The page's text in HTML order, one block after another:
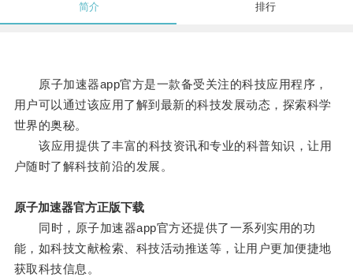
简介 排行
原子加速器app官方是一款备受关注的科技应用程序，
用户可以通过该应用了解到最新的科技发展动态，探索科学
世界的奥秘。
该应用提供了丰富的科技资讯和专业的科普知识，让用
户随时了解科技前沿的发展。
原子加速器官方正版下载
同时，原子加速器app官方还提供了一系列实用的功
能，如科技文献检索、科技活动推送等，让用户更加便捷地
获取科技信息。